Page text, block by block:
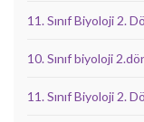
11. Sınıf Biyoloji 2.
10. Sınıf biyoloji
11. Sınıf Biyoloji 2.